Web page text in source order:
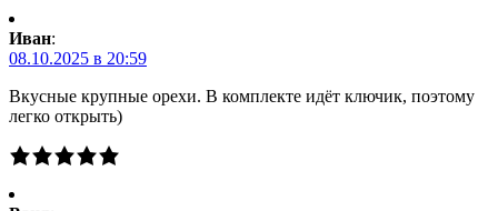
Иван:
08.10.2025 в 20:59
Вкусные крупные орехи. В комплекте идёт ключик, поэтому
легко открыть)